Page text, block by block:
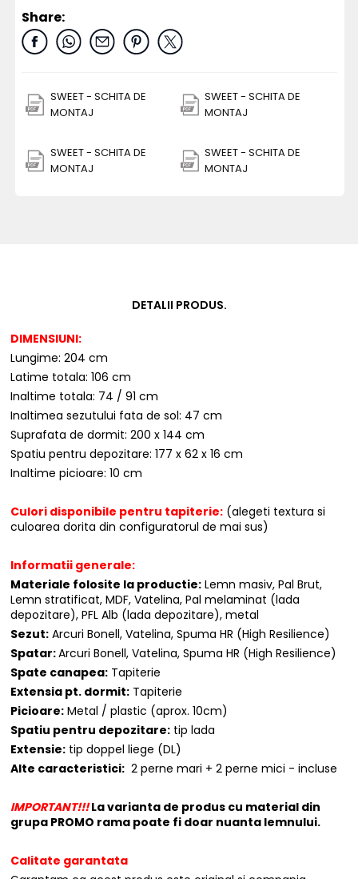
Share:
SWEET - SCHITA DE
MONTAJ
SWEET - SCHITA DE
MONTAJ
SWEET - SCHITA DE
MONTAJ
SWEET - SCHITA DE
MONTAJ
DETALII PRODUS.
DIMENSIUNI:
Lungime: 204 cm
Latime totala: 106 cm
Inaltime totala: 74 / 91 cm
Inaltimea sezutului fata de sol: 47 cm
Suprafata de dormit: 200 x 144 cm
Spatiu pentru depozitare: 177 x 62 x 16 cm
Inaltime picioare: 10 cm
Culori disponibile pentru tapiterie: (alegeti textura si
culoarea dorita din configuratorul de mai sus)
Informatii generale:
Materiale folosite la productie: Lemn masiv, Pal Brut,
Lemn stratificat, MDF, Vatelina, Pal melaminat (lada
depozitare), PFL Alb (lada depozitare), metal
Sezut: Arcuri Bonell, Vatelina, Spuma HR (High Resilience)
Spatar:Arcuri Bonell, Vatelina, Spuma HR (High Resilience)
Spate canapea: Tapiterie
Extensia pt. dormit: Tapiterie
Picioare: Metal / plastic (aprox. 10cm)
Spatiu pentru depozitare: tip lada
Extensie: tip doppel liege (DL)
Alte caracteristici: 2 perne mari + 2 perne mici - incluse
IMPORTANT!!!La varianta de produs cu material din
grupa PROMO rama poate fi doar nuanta lemnului.
Calitate garantata